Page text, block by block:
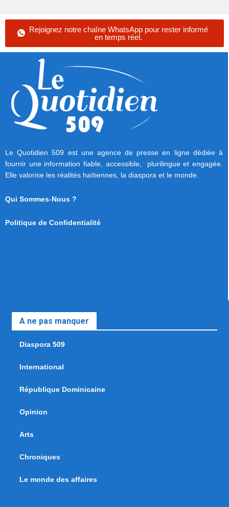
Rejoignez notre chaîne WhatsApp pour rester informé
en temps réel.
Le Quotidien 509 est une agence de presse en ligne dédiée à
fournir une information fiable, accessible, plurilingue et engagée.
Elle valorise les réalités haïtiennes, la diaspora et le monde.
Qui Sommes-Nous ?
Politique de Confidentialité
A ne pas manquer
Diaspora 509
International
République Dominicaine
Opinion
Arts
Chroniques
Le monde des affaires